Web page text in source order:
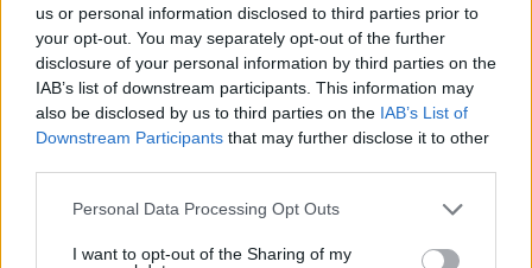
us or personal information disclosed to third parties prior to
your opt-out. You may separately opt-out of the further
disclosure of your personal information by third parties on the
IAB’s list of downstream participants. This information may
also be disclosed by us to third parties on the IAB’s List of
Downstream Participants that may further disclose it to other
Please note that this website/app uses one or more Google
not limited to your visit or usage behaviour. You may click to
Personal Data Processing Opt Outs
I want to opt-out of the Sharing of my